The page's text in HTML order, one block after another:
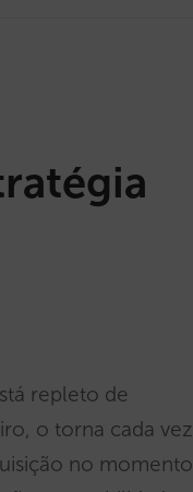
repleto de
o torna cada vez
no momento